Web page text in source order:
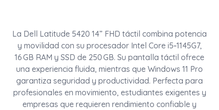
La Dell Latitude 5420 14” FHD táctil combina potencia
y movilidad con su procesador Intel Core i5‑1145G7,
16 GB RAM y SSD de 250 GB. Su pantalla táctil ofrece
una experiencia fluida, mientras que Windows 11 Pro
garantiza seguridad y productividad. Perfecta para
profesionales en movimiento, estudiantes exigentes y
empresas que requieren rendimiento confiable y